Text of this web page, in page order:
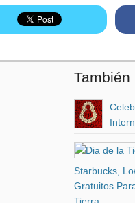
También
Starbucks,
Gratuitos